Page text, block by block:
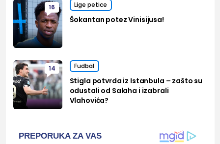
16 Lige petice
Šokantan potez Vinisijusa!
14 Fudbal
Stigla potvrda iz Istanbula – zašto su
odustali od Salaha i izabrali
Vlahovića?
PREPORUKA ZA VAS